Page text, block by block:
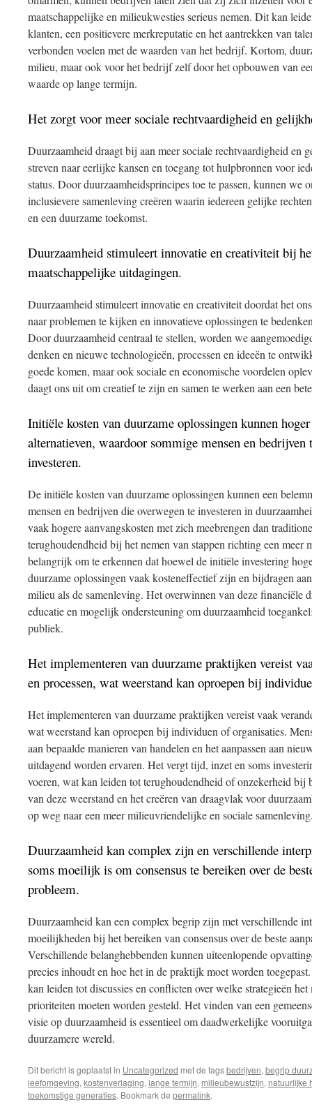
maatschappelijke en milieukwesties serieus nemen. Dit kan
klanten, een positievere merkreputatie en het aantrekken van
verbonden voelen met de waarden van het bedrijf. Kortom,
milieu, maar ook voor het bedrijf zelf door het opbouwen van
waarde op lange termijn.
Het zorgt voor meer sociale rechtvaardigheid en
Duurzaamheid draagt bij aan meer sociale rechtvaardigheid en
streven naar eerlijke kansen en toegang tot hulpbronnen voor
status. Door duurzaamheidsprincipes toe te passen, kunnen we
inclusievere samenleving creëren waarin iedereen gelijke
en een duurzame toekomst.
Duurzaamheid stimuleert innovatie en creativiteit bij
maatschappelijke uitdagingen.
Duurzaamheid stimuleert innovatie en creativiteit doordat het
naar problemen te kijken en innovatieve oplossingen te
Door duurzaamheid centraal te stellen, worden we
denken en nieuwe technologieën, processen en ideeën te
goede komen, maar ook sociale en economische voordelen
daagt ons uit om creatief te zijn en samen te werken aan een
Initiële kosten van duurzame oplossingen kunnen
alternatieven, waardoor sommige mensen en
investeren.
De initiële kosten van duurzame oplossingen kunnen een
mensen en bedrijven die overwegen te investeren in
vaak hogere aanvangskosten met zich meebrengen dan
terughoudendheid bij het nemen van stappen richting een
belangrijk om te erkennen dat hoewel de initiële investering
duurzame oplossingen vaak kosteneffectief zijn en bijdragen
milieu als de samenleving. Het overwinnen van deze financiële
educatie en mogelijk ondersteuning om duurzaamheid
publiek.
Het implementeren van duurzame praktijken vereist
en processen, wat weerstand kan oproepen bij
Het implementeren van duurzame praktijken vereist vaak
wat weerstand kan oproepen bij individuen of organisaties.
aan bepaalde manieren van handelen en het aanpassen aan
uitdagend worden ervaren. Het vergt tijd, inzet en soms
voeren, wat kan leiden tot terughoudendheid of onzekerheid
van deze weerstand en het creëren van draagvlak voor
op weg naar een meer milieuvriendelijke en sociale
Duurzaamheid kan complex zijn en verschillende
soms moeilijk is om consensus te bereiken over de
probleem.
Duurzaamheid kan een complex begrip zijn met verschillende
moeilijkheden bij het bereiken van consensus over de beste
Verschillende belanghebbenden kunnen uiteenlopende
precies inhoudt en hoe het in de praktijk moet worden
kan leiden tot discussies en conflicten over welke strategieën
prioriteiten moeten worden gesteld. Het vinden van een
visie op duurzaamheid is essentieel om daadwerkelijke
duurzamere wereld.
Dit bericht is geplaatst in Uncategorized met de tagsbedrijven, begrip
leefomgeving, kostenverlaging, lange termijn, milieubewustzijn, natuurlijke
toekomstige generaties. Bookmark de permalink.